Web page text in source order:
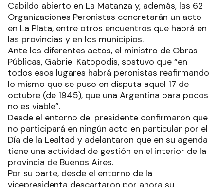
Cabildo abierto en La Matanza y, además, las 62
Organizaciones Peronistas concretarán un acto
en La Plata, entre otros encuentros que habrá en
las provincias y en los municipios.
Ante los diferentes actos, el ministro de Obras
Públicas, Gabriel Katopodis, sostuvo que “en
todos esos lugares habrá peronistas reafirmando
lo mismo que se puso en disputa aquel 17 de
octubre (de 1945), que una Argentina para pocos
no es viable”.
Desde el entorno del presidente confirmaron que
no participará en ningún acto en particular por el
Día de la Lealtad y adelantaron que en su agenda
tiene una actividad de gestión en el interior de la
provincia de Buenos Aires.
Por su parte, desde el entorno de la